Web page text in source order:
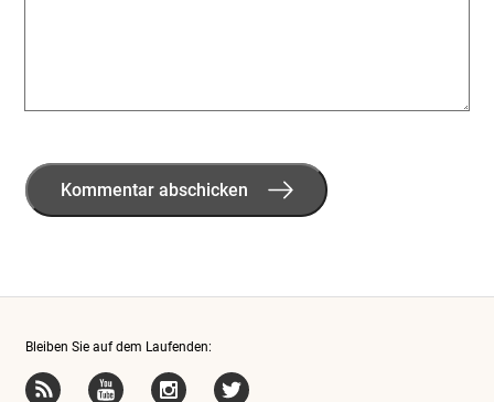
Bleiben Sie auf dem Laufenden: